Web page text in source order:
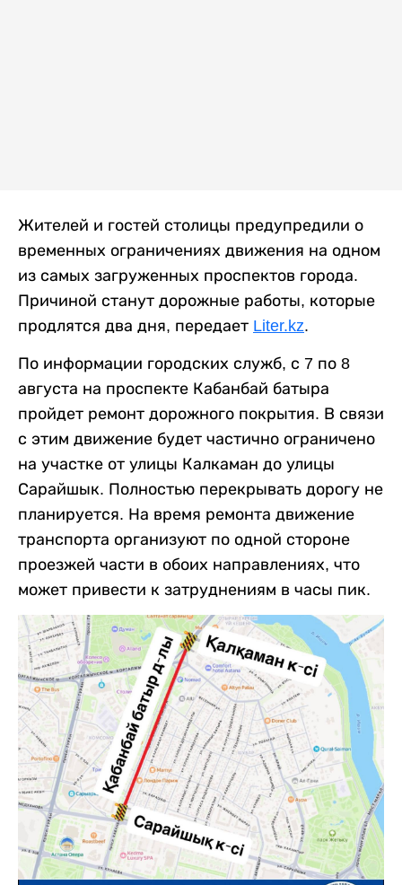
Жителей и гостей столицы предупредили о
временных ограничениях движения на одном
из самых загруженных проспектов города.
Причиной станут дорожные работы, которые
продлятся два дня, передает Liter.kz.
По информации городских служб, с 7 по 8
августа на проспекте Кабанбай батыра
пройдет ремонт дорожного покрытия. В связи
с этим движение будет частично ограничено
на участке от улицы Калкаман до улицы
Сарайшык. Полностью перекрывать дорогу не
планируется. На время ремонта движение
транспорта организуют по одной стороне
проезжей части в обоих направлениях, что
может привести к затруднениям в часы пик.